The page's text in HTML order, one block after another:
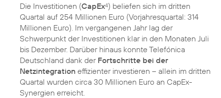
Die Investitionen (CapEx4) beliefen sich im dritten
Quartal auf 254 Millionen Euro (Vorjahresquartal: 314
Millionen Euro). Im vergangenen Jahr lag der
Schwerpunkt der Investitionen klar in den Monaten Juli
bis Dezember. Darüber hinaus konnte Telefónica
Deutschland dank der Fortschritte bei der
Netzintegration effizienter investieren – allein im dritten
Quartal wurden circa 30 Millionen Euro an CapEx-
Synergien erreicht.